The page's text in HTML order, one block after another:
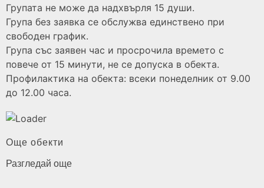
Групата не може да надхвърля 15 души.
Група без заявка се обслужва единствено при
свободен график.
Група със заявен час и просрочила времето с
повече от 15 минути, не се допуска в обекта.
Профилактика на обекта: всеки понеделник от 9.00
до 12.00 часа.
Още обекти
Разгледай още